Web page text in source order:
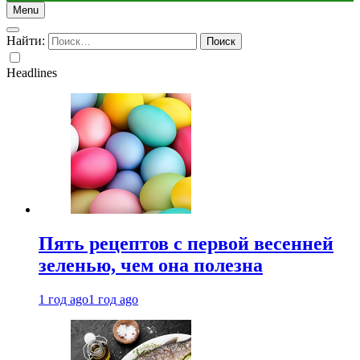
Menu
Найти:
Headlines
Пять рецептов с первой весенней
зеленью, чем она полезна
1 год ago1 год ago